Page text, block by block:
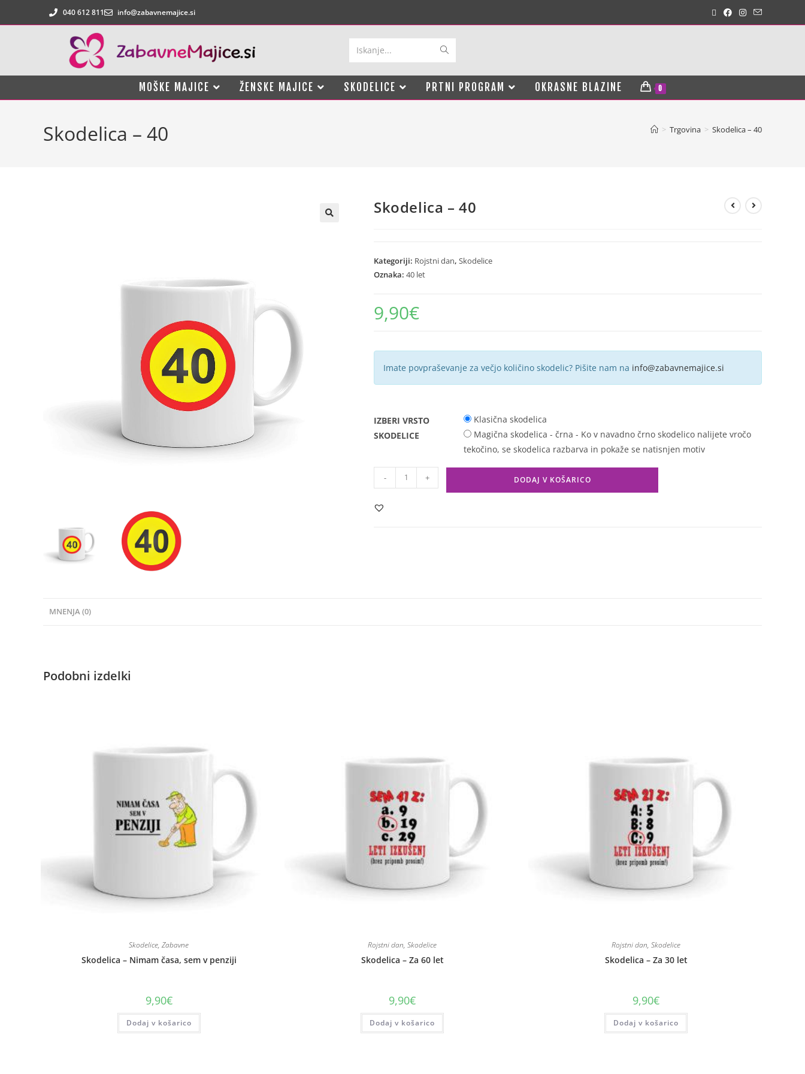
040 612 811 info@zabavnemajice.si
Iskanje...
MOŠKE MAJICE ŽENSKE MAJICE SKODELICE PRTNI PROGRAM OKRASNE BLAZINE 0
Skodelica – 40 > Trgovina > Skodelica – 40
Skodelica – 40
Kategoriji: Rojstni dan, Skodelice
Oznaka: 40 let
9,90€
Imate povpraševanje za večjo količino skodelic? Pišite nam na info@zabavnemajice.si
IZBERI VRSTO
SKODELICE
Klasična skodelica
Magična skodelica - črna - Ko v navadno črno skodelico nalijete vročo
tekočino, se skodelica razbarva in pokaže se natisnjen motiv
- + DODAJ V KOŠARICO
MNENJA (0)
Podobni izdelki
Skodelice,Zabavne
Skodelica – Nimam časa, sem v penziji
9,90€
Dodaj v košarico
Rojstni dan,Skodelice
Skodelica – Za 60 let
9,90€
Dodaj v košarico
Rojstni dan,Skodelice
Skodelica – Za 30 let
9,90€
Dodaj v košarico